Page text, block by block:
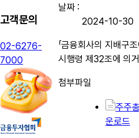
고객문의
02-6276-
7000
날짜 :
2024-10-30
「금융회사의 지배구
시행령 제32조에 의
첨부파일
주주
운로드